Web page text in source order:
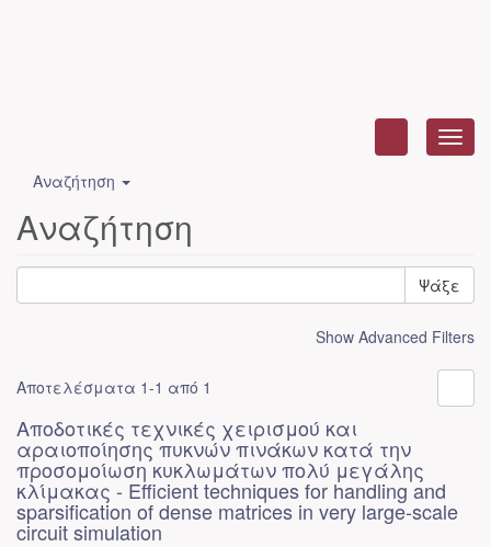
Αναζήτηση
Αναζήτηση
Ψάξε
Show Advanced Filters
Αποτελέσματα 1-1 από 1
Αποδοτικές τεχνικές χειρισμού και
αραιοποίησης πυκνών πινάκων κατά την
προσομοίωση κυκλωμάτων πολύ μεγάλης
κλίμακας - Efficient techniques for handling and
sparsification of dense matrices in very large-scale
circuit simulation